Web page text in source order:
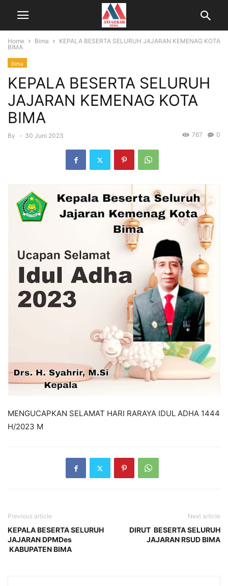
Home Bima
KEPALA BESERTA SELURUH JAJARAN KEMENAG KOTA
BIMA
Bima
KEPALA BESERTA SELURUH
JAJARAN KEMENAG KOTA
BIMA
By - 30 Juni 2023 0
767
MENGUCAPKAN SELAMAT HARI RARAYA IDUL ADHA 1444
H/2023 M
Previous article
KEPALA BESERTA SELURUH
JAJARAN DPMDes
KABUPATEN BIMA
Next article
DIRUT BESERTA SELURUH
JAJARAN RSUD BIMA